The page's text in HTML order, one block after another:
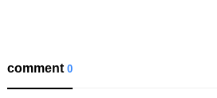
comment0